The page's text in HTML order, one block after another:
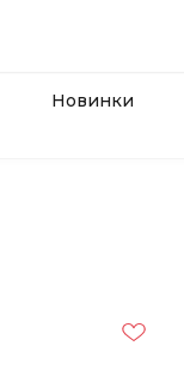
Новинки